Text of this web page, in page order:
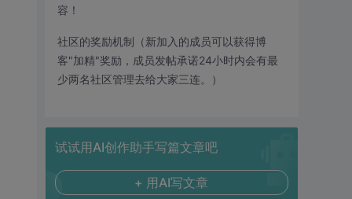
容！
社区的奖励机制（新加入的成员可以获得博
客"加精"奖励，成员发帖承诺24小时内会有最
少两名社区管理去给大家三连。）
试试用AI创作助手写篇文章吧
+ 用AI写文章